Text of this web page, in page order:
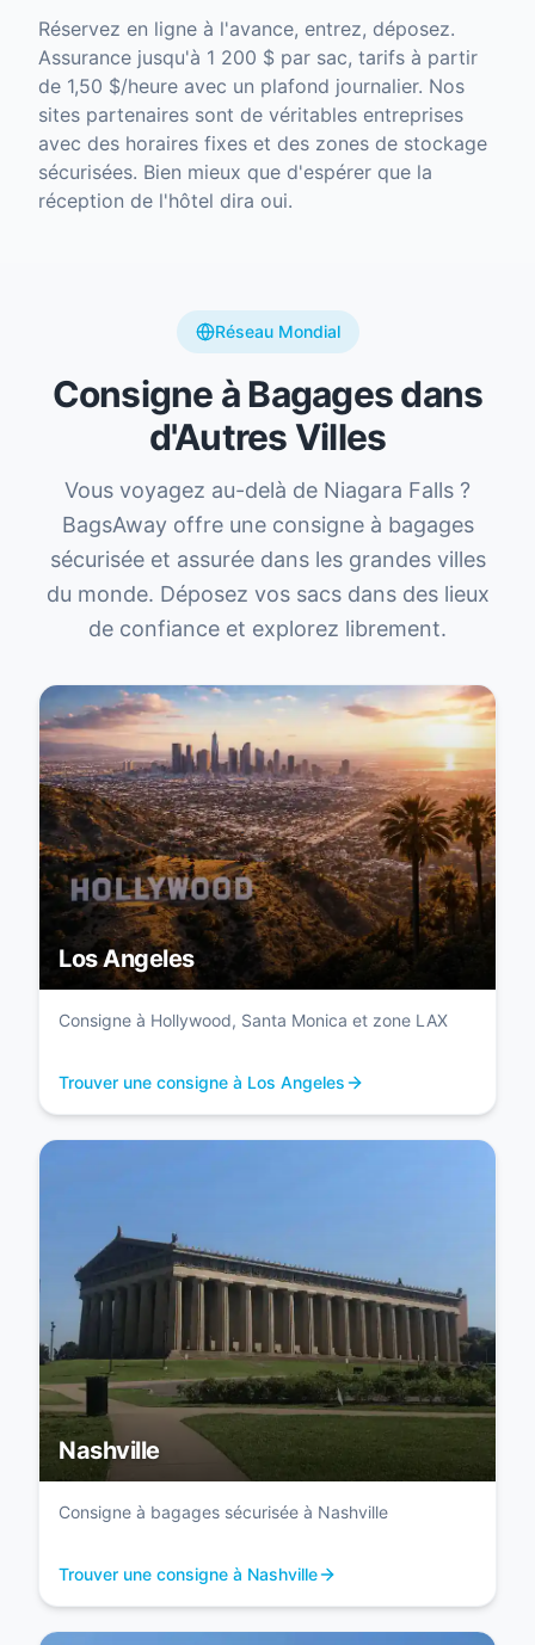
Réservez en ligne à l'avance, entrez, déposez.
Assurance jusqu'à 1 200 $ par sac, tarifs à partir
de 1,50 $/heure avec un plafond journalier. Nos
sites partenaires sont de véritables entreprises
avec des horaires fixes et des zones de stockage
sécurisées. Bien mieux que d'espérer que la
réception de l'hôtel dira oui.
Réseau Mondial
Consigne à Bagages dans
d'Autres Villes
Vous voyagez au-delà de Niagara Falls ?
BagsAway offre une consigne à bagages
sécurisée et assurée dans les grandes villes
du monde. Déposez vos sacs dans des lieux
de confiance et explorez librement.
Los Angeles
Consigne à Hollywood, Santa Monica et zone LAX
Trouver une consigne à Los Angeles
Nashville
Consigne à bagages sécurisée à Nashville
Trouver une consigne à Nashville